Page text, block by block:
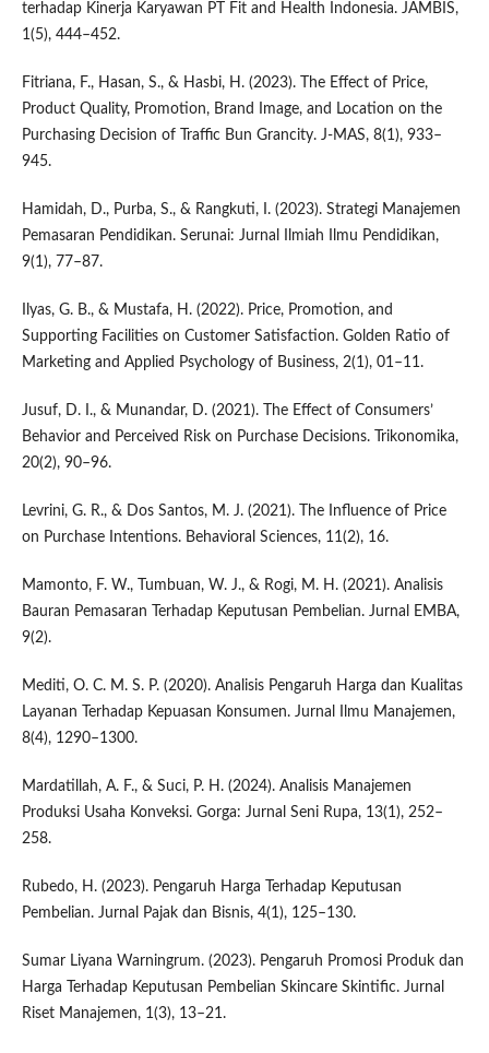
terhadap Kinerja Karyawan PT Fit and Health Indonesia. JAMBIS,
1(5), 444–452.
Fitriana, F., Hasan, S., & Hasbi, H. (2023). The Effect of Price,
Product Quality, Promotion, Brand Image, and Location on the
Purchasing Decision of Traffic Bun Grancity. J-MAS, 8(1), 933–
945.
Hamidah, D., Purba, S., & Rangkuti, I. (2023). Strategi Manajemen
Pemasaran Pendidikan. Serunai: Jurnal Ilmiah Ilmu Pendidikan,
9(1), 77–87.
Ilyas, G. B., & Mustafa, H. (2022). Price, Promotion, and
Supporting Facilities on Customer Satisfaction. Golden Ratio of
Marketing and Applied Psychology of Business, 2(1), 01–11.
Jusuf, D. I., & Munandar, D. (2021). The Effect of Consumers’
Behavior and Perceived Risk on Purchase Decisions. Trikonomika,
20(2), 90–96.
Levrini, G. R., & Dos Santos, M. J. (2021). The Influence of Price
on Purchase Intentions. Behavioral Sciences, 11(2), 16.
Mamonto, F. W., Tumbuan, W. J., & Rogi, M. H. (2021). Analisis
Bauran Pemasaran Terhadap Keputusan Pembelian. Jurnal EMBA,
9(2).
Mediti, O. C. M. S. P. (2020). Analisis Pengaruh Harga dan Kualitas
Layanan Terhadap Kepuasan Konsumen. Jurnal Ilmu Manajemen,
8(4), 1290–1300.
Mardatillah, A. F., & Suci, P. H. (2024). Analisis Manajemen
Produksi Usaha Konveksi. Gorga: Jurnal Seni Rupa, 13(1), 252–
258.
Rubedo, H. (2023). Pengaruh Harga Terhadap Keputusan
Pembelian. Jurnal Pajak dan Bisnis, 4(1), 125–130.
Sumar Liyana Warningrum. (2023). Pengaruh Promosi Produk dan
Harga Terhadap Keputusan Pembelian Skincare Skintific. Jurnal
Riset Manajemen, 1(3), 13–21.